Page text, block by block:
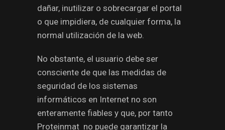
dañar, inutilizar o sobrecargar el portal
o que impidiera, de cualquier forma, la
normal utilización de la web.
No obstante, el usuario debe ser
consciente de que las medidas de
seguridad de los sistemas
informáticos en Internet no son
enteramente fiables y que, por tanto
Proteinmat no puede garantizar la